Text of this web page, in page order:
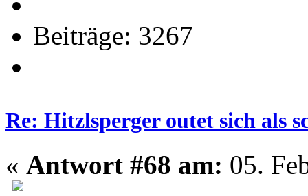
Beiträge: 3267
Re: Hitzlsperger outet sich als
« Antwort #68 am: 05.